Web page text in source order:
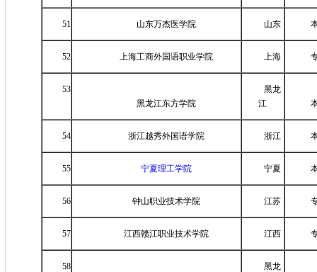
51 山东万杰医学院 山东
52 上海工商外国语职业学院 上海
53
黑龙江东方学院
黑龙
江
54 浙江越秀外国语学院 浙江
55 宁夏理工学院 宁夏
56 钟山职业技术学院 江苏
57 江西赣江职业技术学院 江西
58
黑龙